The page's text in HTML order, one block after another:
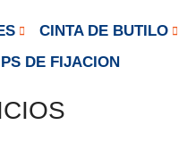
CINTA DE BUTILO
DE FIJACION